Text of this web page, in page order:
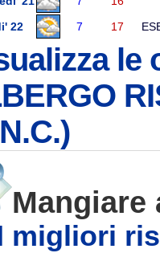
22
7 17
le
Mangiare
migliori